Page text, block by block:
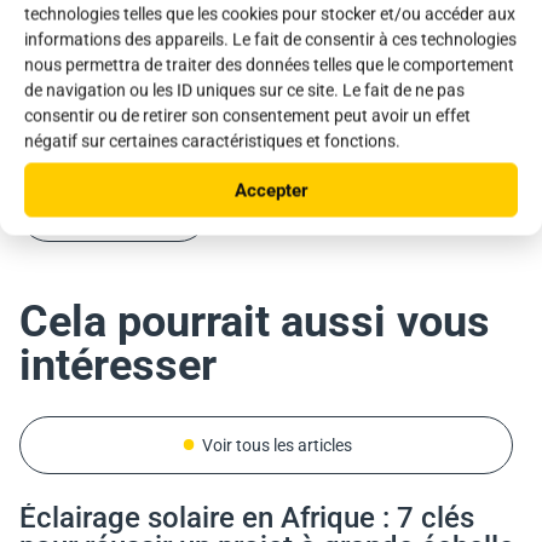
technologies telles que les cookies pour stocker et/ou accéder aux
informations des appareils. Le fait de consentir à ces technologies
nous permettra de traiter des données telles que le comportement
de navigation ou les ID uniques sur ce site. Le fait de ne pas
consentir ou de retirer son consentement peut avoir un effet
négatif sur certaines caractéristiques et fonctions.
Accepter
Vous avez un projet similaire ou tout autre projet ?
Discutez avec nos commerciaux !
Télécharger la brochure
Nous contacter
Vous avez un projet similaire ou tout autre projet ?
Discutez avec nos commerciaux !
Télécharger la brochure
Nous contacter
Discutez avec nos commerciaux !
Télécharger la brochure
Cela pourrait aussi vous
intéresser
Voir tous les articles
Éclairage solaire en Afrique : 7 clés
Costa Rica
Italie
Costa Rica